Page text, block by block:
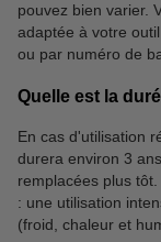
pouvez bien varier.
adaptée à votre
ou par numéro de
Quelle est la
En cas d'utilisation
durera environ 3
remplacées plus
: une utilisation
(froid, chaleur et